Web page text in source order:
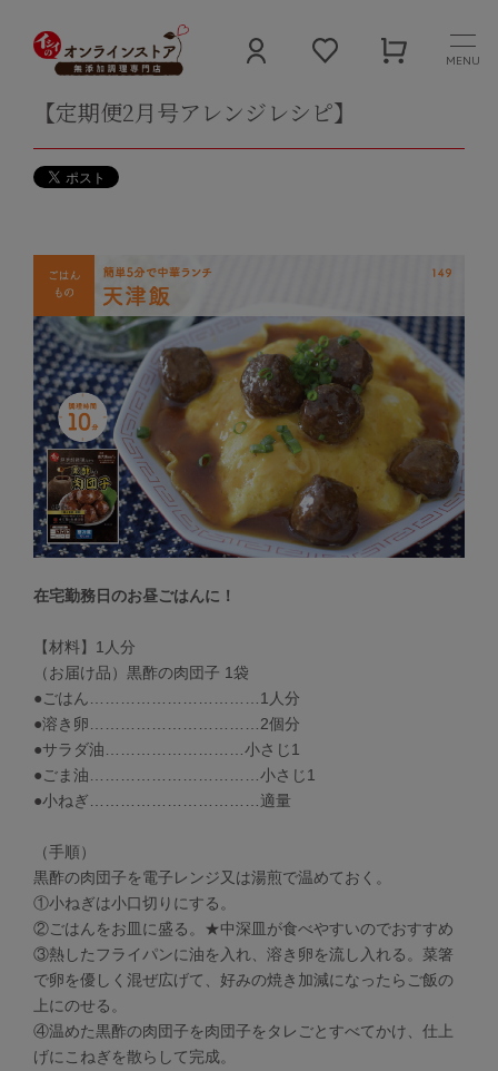
MENU
【定期便2月号アレンジレシピ】
在宅勤務日のお昼ごはんに！
【材料】1人分
（お届け品）黒酢の肉団子 1袋
●ごはん……………………………1人分
●溶き卵……………………………2個分
●サラダ油………………………小さじ1
●ごま油……………………………小さじ1
●小ねぎ……………………………適量
（手順）
黒酢の肉団子を電子レンジ又は湯煎で温めておく。
①小ねぎは小口切りにする。
②ごはんをお皿に盛る。★中深皿が食べやすいのでおすすめ
③熱したフライパンに油を入れ、溶き卵を流し入れる。菜箸
で卵を優しく混ぜ広げて、好みの焼き加減になったらご飯の
上にのせる。
④温めた黒酢の肉団子を肉団子をタレごとすべてかけ、仕上
げにこねぎを散らして完成。